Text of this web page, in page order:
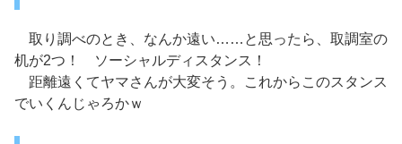
取り調べのとき、なんか遠い……と思ったら、取調室の
机が2つ！ ソーシャルディスタンス！
距離遠くてヤマさんが大変そう。これからこのスタンス
でいくんじゃろかｗ